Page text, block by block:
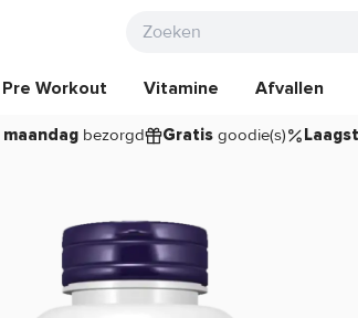
Pre Workout Vitamine Afvallen
maandag bezorgd Gratis goodie(s)